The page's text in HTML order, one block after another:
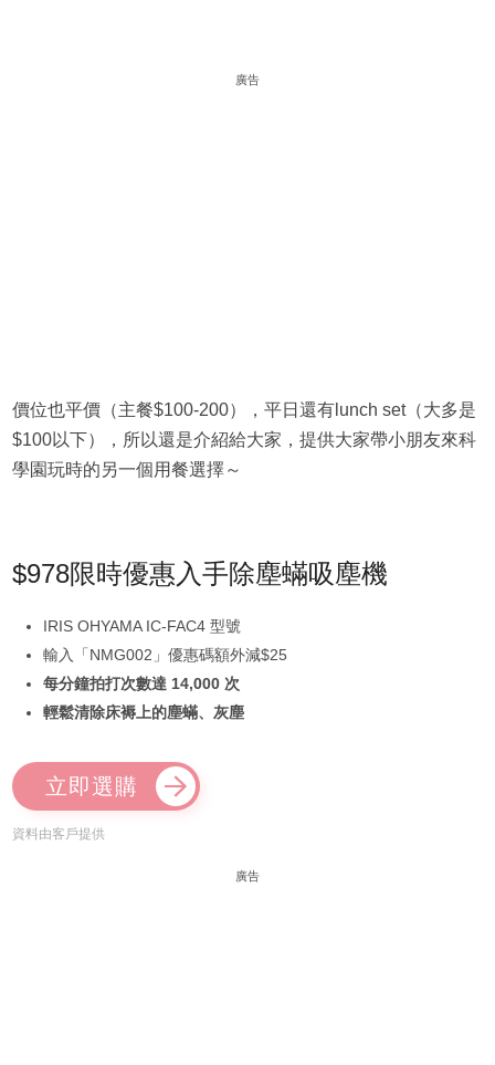
廣告
價位也平價（主餐$100-200），平日還有lunch set（大多是
$100以下），所以還是介紹給大家，提供大家帶小朋友來科
學園玩時的另一個用餐選擇～
$978限時優惠入手除塵蟎吸塵機
IRIS OHYAMA IC-FAC4 型號
輸入「NMG002」優惠碼額外減$25
每分鐘拍打次數達 14,000 次
輕鬆清除床褥上的塵蟎、灰塵
立即選購
資料由客戶提供
廣告